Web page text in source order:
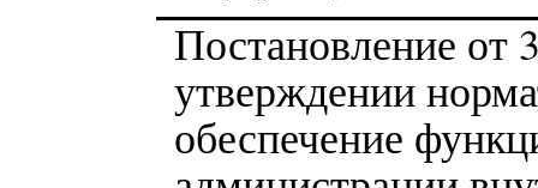
Постановление
утверждении
обеспечение